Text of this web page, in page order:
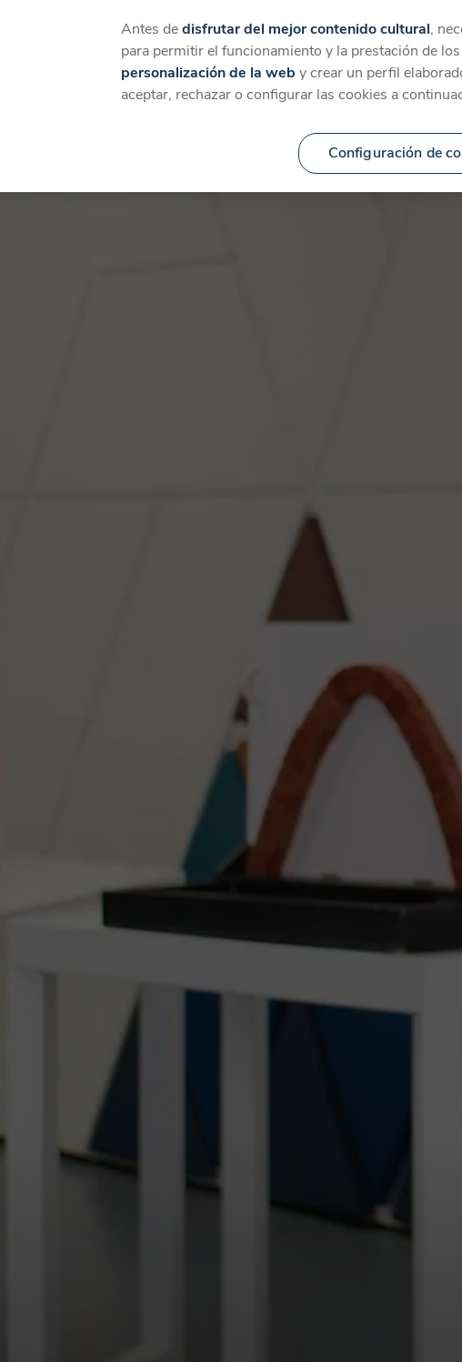
Catálogo Temáticas Categorías
Antes dedisfrutar del mejor contenido cultural,
para permitir el funcionamiento y la prestación de los
personalización de la web y crear un perfil
aceptar, rechazar o configurar las cookies a
Configuración de